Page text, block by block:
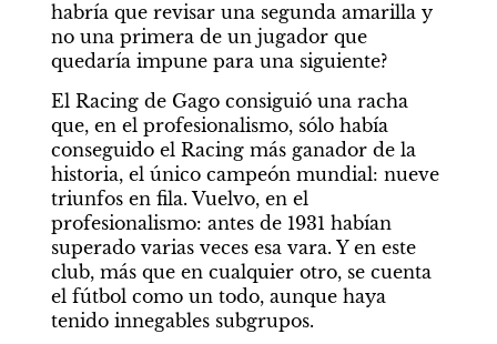
habría que revisar una segunda amarilla y
no una primera de un jugador que
quedaría impune para una siguiente?
El Racing de Gago consiguió una racha
que, en el profesionalismo, sólo había
conseguido el Racing más ganador de la
historia, el único campeón mundial: nueve
triunfos en fila. Vuelvo, en el
profesionalismo: antes de 1931 habían
superado varias veces esa vara. Y en este
club, más que en cualquier otro, se cuenta
el fútbol como un todo, aunque haya
tenido innegables subgrupos.